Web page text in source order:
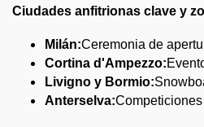
Ciudades anfitrionas clave y
Milán:Ceremonia de
Cortina d'Ampezzo:
Livigno y Bormio:
Anterselva: